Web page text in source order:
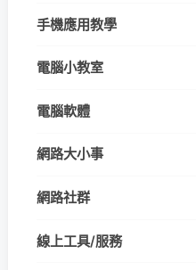
手機應用教學
電腦小教室
電腦軟體
網路大小事
網路社群
線上工具/服務